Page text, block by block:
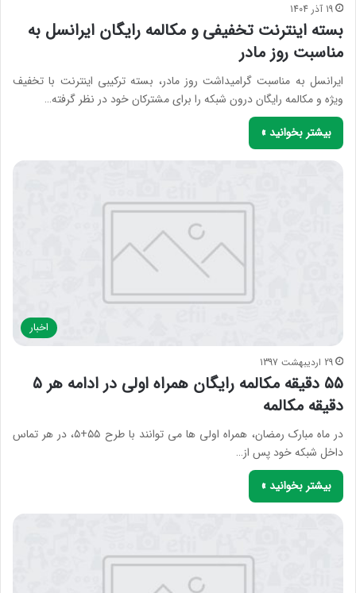
19 آذر 1404
بسته اینترنت تخفیفی و مکالمه رایگان ایرانسل به
مناسبت روز مادر
ایرانسل به مناسبت گرامیداشت روز مادر، بسته‌ ترکیبی اینترنت با تخفیف
ویژه و مکالمه رایگان درون شبکه را برای مشترکان خود در نظر گرفته…
بیشتر بخوانید »
اخبار
29 اردیبهشت 1397
۵۵ دقیقه مکالمه رایگان همراه اولی در ادامه هر ۵
دقیقه مکالمه
در ماه مبارک رمضان، همراه اولی ها می توانند با طرح ۵۵+۵، در هر تماس
داخل شبکه خود پس از…
بیشتر بخوانید »